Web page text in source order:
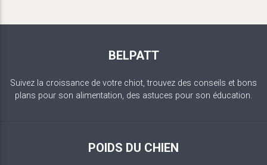
BELPATT
Suivez la croissance de votre chiot, trouvez des conseils et bons
plans pour son alimentation, des astuces pour son éducation.
POIDS DU CHIEN